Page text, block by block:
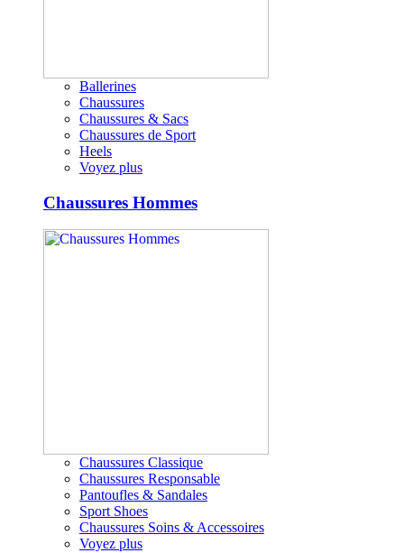
Ballerines
Chaussures
Chaussures & Sacs
Chaussures de Sport
Heels
Voyez plus
Chaussures Hommes
Chaussures Classique
Chaussures Responsable
Pantoufles & Sandales
Sport Shoes
Chaussures Soins & Accessoires
Voyez plus